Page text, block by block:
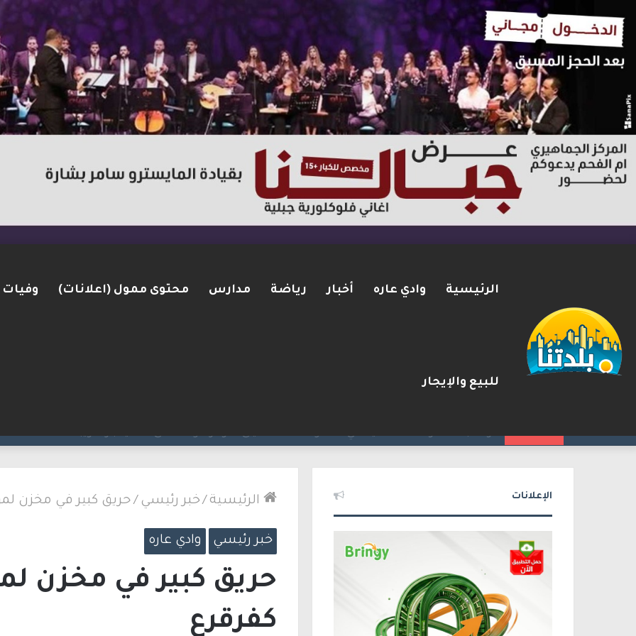
الرئيسية وادي عاره أخبار رياضة مدارس محتوى ممول (اعلانات) وفيات
للبيع والإيجار
الرئيسية /خبر رئيسي / حريق كبير في مخزن
خبر رئيسي وادي عاره
حريق كبير في مخزن
كفرقرع
الإعلانات